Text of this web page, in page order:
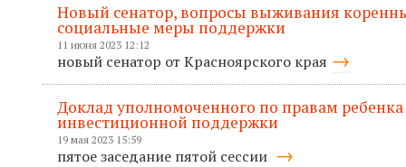
Новый сенатор, вопросы выживания
социальные меры поддержки
11 июня 2023 12:12
новый сенатор от Красноярского края
Доклад уполномоченного по правам
инвестиционной поддержки
19 мая 2023 15:59
пятое заседание пятой сессии